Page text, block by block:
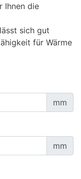
Ihnen die
sich gut
für Wärme
mm
mm